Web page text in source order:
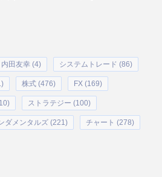
内田友幸 (4) システムトレード (86)
株式 (476) FX (169)
ストラテジー (100)
ダメンタルズ (221) チャート (278)